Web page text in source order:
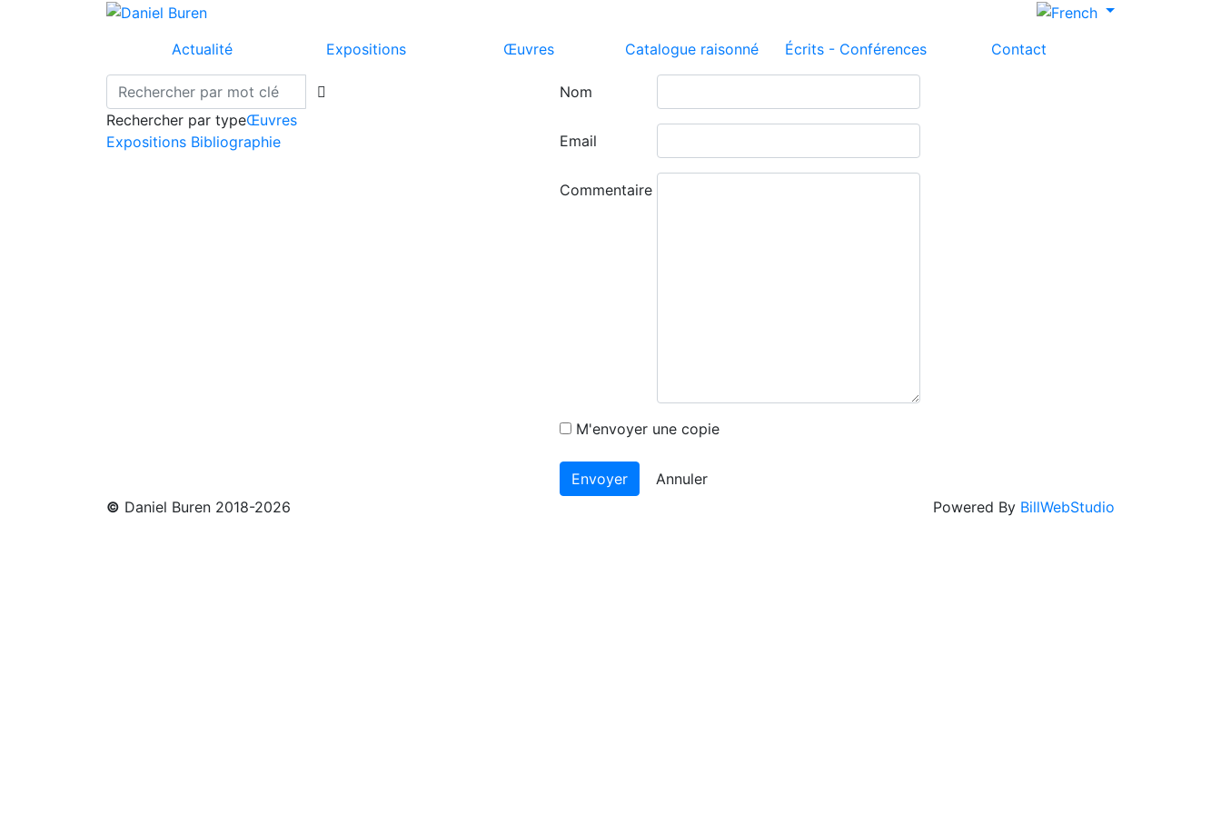
Actualité Expositions Œuvres Catalogue raisonné Écrits - Conférences Contact
Rechercher par typeŒuvres
Expositions Bibliographie
Nom
Email
Commentaire
M'envoyer une copie
Annuler
© Daniel Buren 2018-2026 Powered By BillWebStudio